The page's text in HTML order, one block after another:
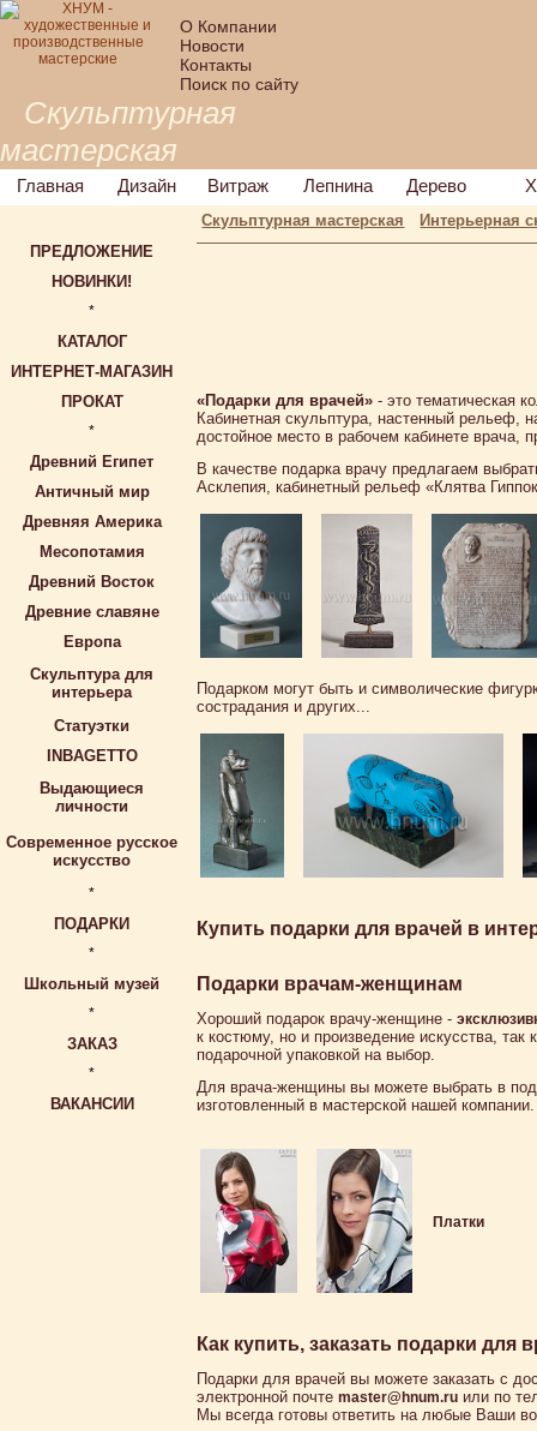
О Компании
Новости
Контакты
Поиск по сайту
Скульптурная
мастерская
Главная Дизайн Витраж Лепнина Дерево
Скульптурная мастерская
Интерьерная
ПРЕДЛОЖЕНИЕ
НОВИНКИ!
*
КАТАЛОГ
ИНТЕРНЕТ-МАГАЗИН
ПРОКАТ
*
Древний Египет
Античный мир
Древняя Америка
Месопотамия
Древний Восток
Древние славяне
Европа
Скульптура для
интерьера
Статуэтки
INBAGETTO
Выдающиеся
личности
Современное русское
искусство
*
ПОДАРКИ
*
Школьный музей
*
ЗАКАЗ
*
ВАКАНСИИ
«Подарки для врачей» - это тематическая
Кабинетная скульптура, настенный рельеф,
достойное место в рабочем кабинете врача,
В качестве подарка врачу предлагаем
Асклепия, кабинетный рельеф «Клятва
Подарком могут быть и символические
сострадания и других...
Купить подарки для врачей в
Подарки врачам-женщинам
Хороший подарок врачу-женщине -
к костюму, но и произведение искусства,
подарочной упаковкой на выбор.
Для врача-женщины вы можете выбрать в
изготовленный в мастерской нашей компании.
Платки
Как купить, заказать подарки для
Подарки для врачей вы можете заказать с
электронной почте master@hnum.ru или по
Мы всегда готовы ответить на любые Ваши